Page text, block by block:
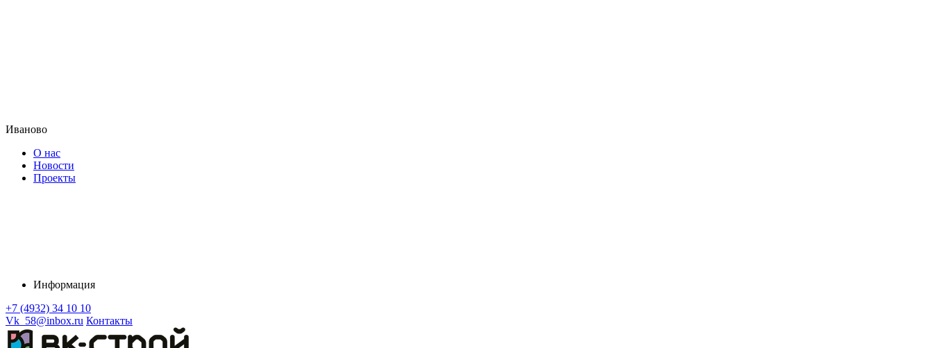
Иваново
О нас
Новости
Проекты
Информация
+7 (4932) 34 10 10
Vk_58@inbox.ru Контакты